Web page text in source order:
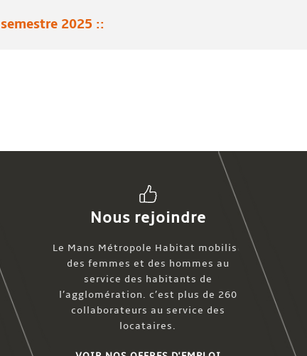
semestre 2025 ::
Nous rejoindre
Le Mans Métropole Habitat mobilise
des femmes et des hommes au
service des habitants de
l’agglomération. c’est plus de 260
collaborateurs au service des
locataires.